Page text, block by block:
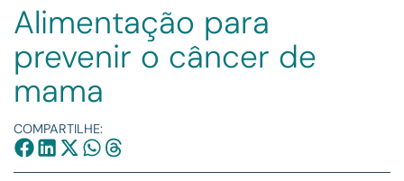
Alimentação para
prevenir o câncer de
mama
COMPARTILHE: